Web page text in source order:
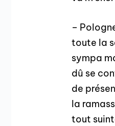
–
toute la
sympa
dû se
de
la
tout